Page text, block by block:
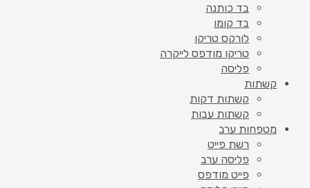
בד כותנה
בד קומו
לורקס טריקו
טריקו מודפס לייקרה
פליסה
קשתות
קשתות דקות
קשתות עבות
מטפחות ערב
רשת פייט
פליסה ערב
פייט מודפס